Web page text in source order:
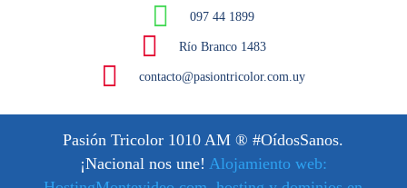
097 44 1899
Río Branco 1483
contacto@pasiontricolor.com.uy
Pasión Tricolor 1010 AM ® #OídosSanos.
¡Nacional nos une! Alojamiento web: